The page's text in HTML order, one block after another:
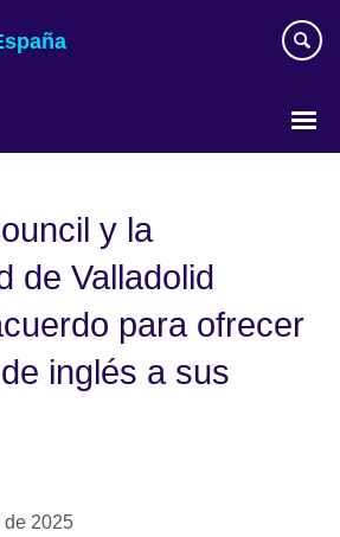
y la
de Valladolid
para ofrecer
inglés a sus
de 2025